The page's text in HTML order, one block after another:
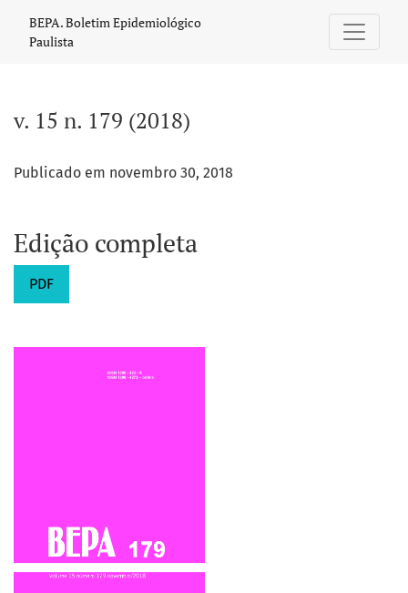
BEPA. Boletim Epidemiológico
Paulista
v. 15 n. 179 (2018)
Publicado em novembro 30, 2018
Edição completa
PDF